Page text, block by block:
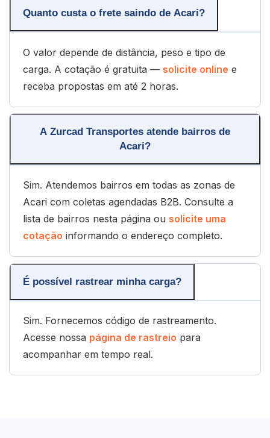
Quanto custa o frete saindo de Acari?
O valor depende de distância, peso e tipo de
carga. A cotação é gratuita — solicite online e
receba propostas em até 2 horas.
A Zurcad Transportes atende bairros de
Acari?
Sim. Atendemos bairros em todas as zonas de
Acari com coletas agendadas B2B. Consulte a
lista de bairros nesta página ou solicite uma
cotação informando o endereço completo.
É possível rastrear minha carga?
Sim. Fornecemos código de rastreamento.
Acesse nossa página de rastreio para
acompanhar em tempo real.